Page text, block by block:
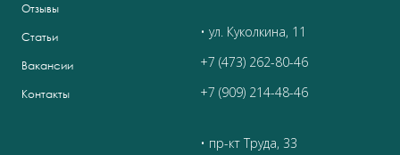
Отзывы
Статьи
Вакансии
Контакты
• ул. Куколкина, 11
+7 (473) 262-80-46
+7 (909) 214-48-46
• пр-кт Труда, 33